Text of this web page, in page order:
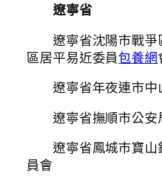
遼寧省
遼寧省沈陽市戰爭
區居平易近委員包養網
遼寧省年夜連市中
遼寧省撫順市公安
遼寧省鳳城市寶山
員會